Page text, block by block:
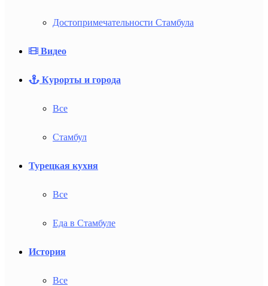
Достопримечательности Стамбула
Видео
Курорты и города
Все
Стамбул
Турецкая кухня
Все
Еда в Стамбуле
История
Все